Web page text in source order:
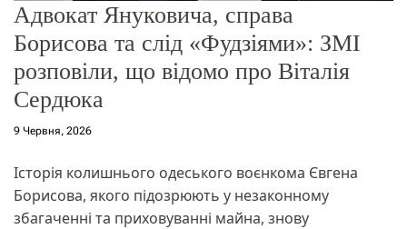
Адвокат Януковича, справа
Борисова та слід «Фудзіями»: ЗМІ
розповіли, що відомо про Віталія
Сердюка
9 Червня, 2026
Історія колишнього одеського воєнкома Євгена
Борисова, якого підозрюють у незаконному
збагаченні та приховуванні майна, знову